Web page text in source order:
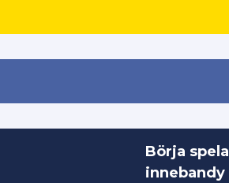
Börja spela
innebandy